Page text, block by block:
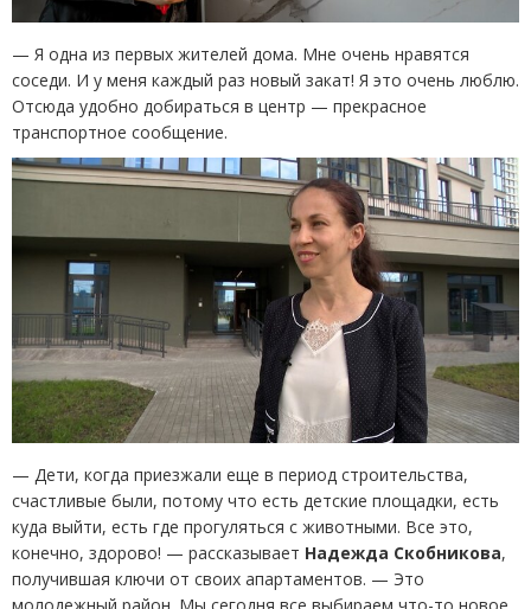
— Я одна из первых жителей дома. Мне очень нравятся
соседи. И у меня каждый раз новый закат! Я это очень люблю.
Отсюда удобно добираться в центр — прекрасное
транспортное сообщение.
— Дети, когда приезжали еще в период строительства,
счастливые были, потому что есть детские площадки, есть
куда выйти, есть где прогуляться с животными. Все это,
конечно, здорово! — рассказывает Надежда Скобникова,
получившая ключи от своих апартаментов. — Это
молодежный район. Мы сегодня все выбираем что-то новое,